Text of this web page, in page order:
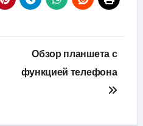
Обзор планшета с
функцией телефона